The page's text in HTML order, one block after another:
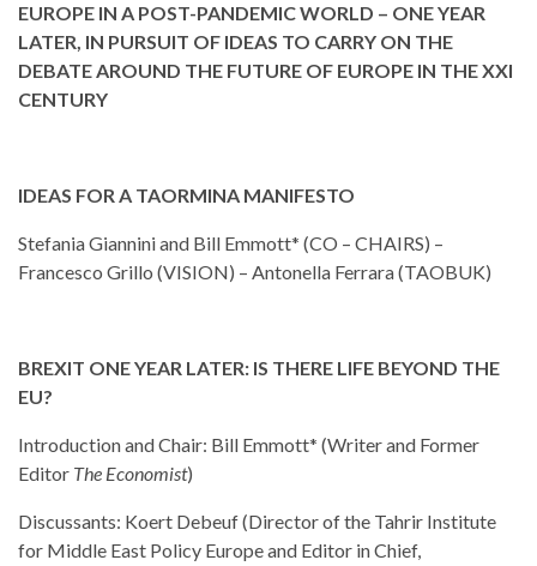
EUROPE IN A POST-PANDEMIC WORLD – ONE YEAR
LATER, IN PURSUIT OF IDEAS TO CARRY ON THE
DEBATE AROUND THE FUTURE OF EUROPE IN THE XXI
CENTURY
IDEAS FOR A TAORMINA MANIFESTO
Stefania Giannini and Bill Emmott* (CO – CHAIRS) –
Francesco Grillo (VISION) – Antonella Ferrara (TAOBUK)
BREXIT ONE YEAR LATER: IS THERE LIFE BEYOND THE
EU?
Introduction and Chair: Bill Emmott* (Writer and Former
Editor The Economist)
Discussants: Koert Debeuf (Director of the Tahrir Institute
for Middle East Policy Europe and Editor in Chief,